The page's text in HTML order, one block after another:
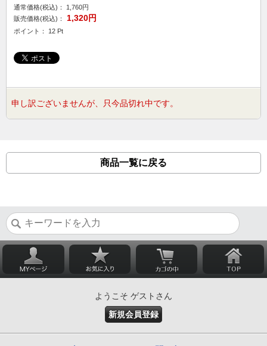
通常価格(税込)：
1,760円
販売価格(税込)：
1,320円
ポイント： 12 Pt
申し訳ございませんが、只今品切れ中です。
商品一覧に戻る
ようこそ ゲストさん
新規会員登録